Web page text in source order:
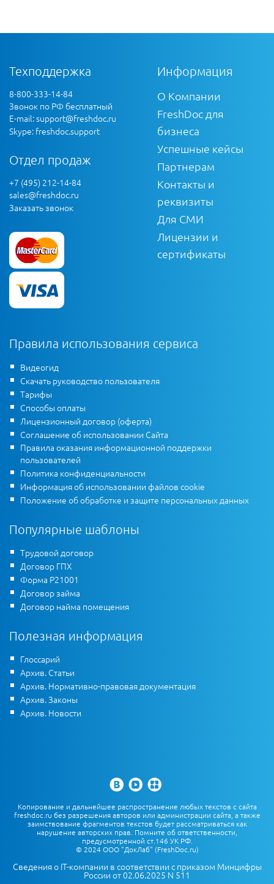
Техподдержка
8-800-333-14-84
Звонок по РФ бесплатный
E-mail:support@freshdoc.ru
Skype: freshdoc.support
Отдел продаж
+7 (495) 212-14-84
sales@freshdoc.ru
Заказать звонок
Информация
О Компании
FreshDoc для
бизнеса
Успешные кейсы
Партнерам
Контакты и
реквизиты
Для СМИ
Лицензии и
сертификаты
Правила использования сервиса
Видеогид
Скачать руководство пользователя
Тарифы
Способы оплаты
Лицензионный договор (оферта)
Соглашение об использовании Сайта
Правила оказания информационной поддержки
пользователей
Политика конфиденциальности
Информация об использовании файлов cookie
Положение об обработке и защите персональных данных
Популярные шаблоны
Трудовой договор
Договор ГПХ
Форма Р21001
Договор займа
Договор найма помещения
Полезная информация
Глоссарий
Архив. Статьи
Архив. Нормативно-правовая документация
Архив. Законы
Архив. Новости
Копирование и дальнейшее распространение любых текстов с сайта
freshdoc.ru без разрешения авторов или администрации сайта, а также
заимствование фрагментов текстов будет рассматриваться как
нарушение авторских прав. Помните об ответственности,
предусмотренной ст.146 УК РФ.
© 2024 ООО "ДокЛаб" (FreshDoc.ru)
Сведения о IT-компании в соответствии с приказом Минцифры
России от 02.06.2025 N 511